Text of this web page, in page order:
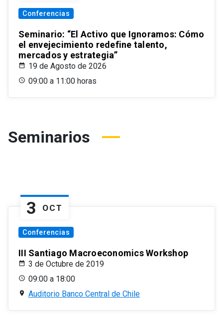
Conferencias
Seminario: “El Activo que Ignoramos: Cómo
el envejecimiento redefine talento,
mercados y estrategia”
19 de Agosto de 2026
09:00 a 11:00 horas
Seminarios
3 OCT
Conferencias
III Santiago Macroeconomics Workshop
3 de Octubre de 2019
09:00 a 18:00
Auditorio Banco Central de Chile